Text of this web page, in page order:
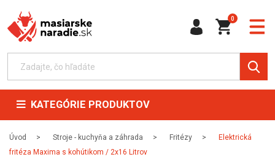
0
KATEGÓRIE PRODUKTOV
Úvod Stroje - kuchyňa a záhrada Fritézy
Elektrická
fritéza Maxima s kohútikom / 2x16 Litrov